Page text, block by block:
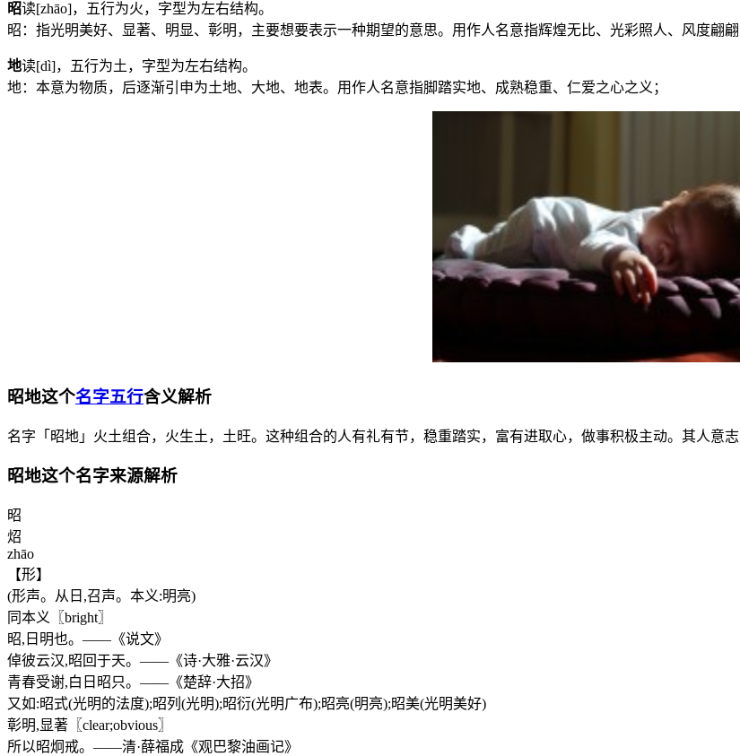
昭读[zhāo]，五行为火，字型为左右结构。
昭：指光明美好、显著、明显、彰明，主要想要表示一种期望的意思。用作人名意指辉煌无比、光彩照人、风度翩翩
地读[dì]，五行为土，字型为左右结构。
地：本意为物质，后逐渐引申为土地、大地、地表。用作人名意指脚踏实地、成熟稳重、仁爱之心之义；
昭地这个名字五行含义解析
名字「昭地」火土组合，火生土，土旺。这种组合的人有礼有节，稳重踏实，富有进取心，做事积极主动。其人意
昭地这个名字来源解析
昭
炤
zhāo
【形】
(形声。从日,召声。本义:明亮)
同本义〖bright〗
昭,日明也。——《说文》
倬彼云汉,昭回于天。——《诗·大雅·云汉》
青春受谢,白日昭只。——《楚辞·大招》
又如:昭式(光明的法度);昭列(光明);昭衍(光明广布);昭亮(明亮);昭美(光明美好)
彰明,显著〖clear;obvious〗
所以昭炯戒。——清·薛福成《观巴黎油画记》